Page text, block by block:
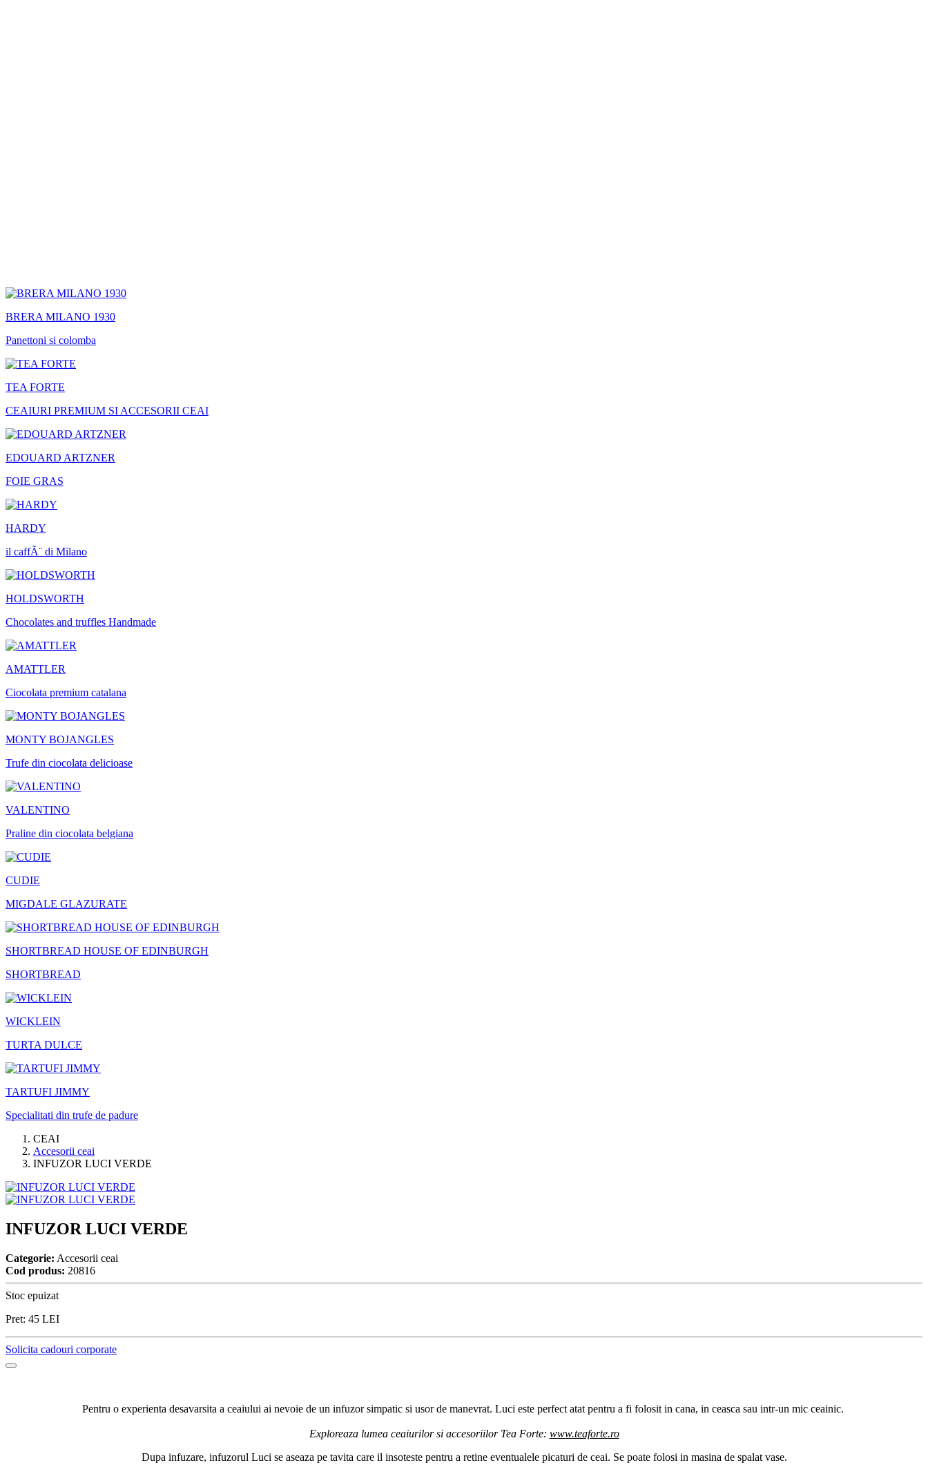
BRERA MILANO 1930
Panettoni si colomba
TEA FORTE
CEAIURI PREMIUM SI ACCESORII CEAI
EDOUARD ARTZNER
FOIE GRAS
HARDY
il caffÃ¨ di Milano
HOLDSWORTH
Chocolates and truffles Handmade
AMATTLER
Ciocolata premium catalana
MONTY BOJANGLES
Trufe din ciocolata delicioase
VALENTINO
Praline din ciocolata belgiana
CUDIE
MIGDALE GLAZURATE
SHORTBREAD HOUSE OF EDINBURGH
SHORTBREAD
WICKLEIN
TURTA DULCE
TARTUFI JIMMY
Specialitati din trufe de padure
CEAI
Accesorii ceai
INFUZOR LUCI VERDE
INFUZOR LUCI VERDE
Categorie: Accesorii ceai
Cod produs: 20816
Stoc epuizat
Pret: 45 LEI
Solicita cadouri corporate
Pentru o experienta desavarsita a ceaiului ai nevoie de un infuzor simpatic si usor de manevrat. Luci este perfect atat pentru a fi folosit in cana, in ceasca sau intr-un mic ceainic.
Exploreaza lumea ceaiurilor si accesoriilor Tea Forte: www.teaforte.ro
Dupa infuzare, infuzorul Luci se aseaza pe tavita care il insoteste pentru a retine eventualele picaturi de ceai. Se poate folosi in masina de spalat vase.